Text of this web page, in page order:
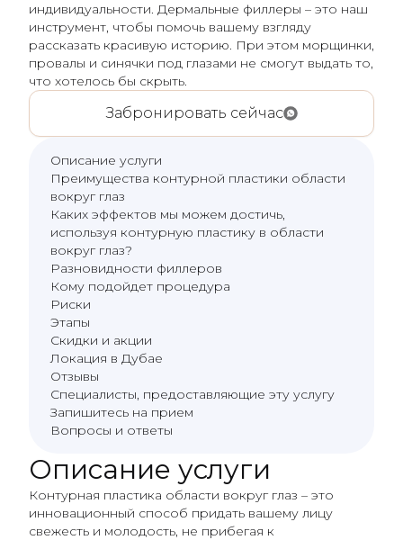
индивидуальности. Дермальные филлеры – это наш
инструмент, чтобы помочь вашему взгляду
рассказать красивую историю. При этом морщинки,
провалы и синячки под глазами не смогут выдать то,
что хотелось бы скрыть.
Забронировать сейчас
Описание услуги
Преимущества контурной пластики области
вокруг глаз
Каких эффектов мы можем достичь,
используя контурную пластику в области
вокруг глаз?
Разновидности филлеров
Кому подойдет процедура
Риски
Этапы
Скидки и акции
Локация в Дубае
Отзывы
Специалисты, предоставляющие эту услугу
Запишитесь на прием
Вопросы и ответы
Описание услуги
Контурная пластика области вокруг глаз – это
инновационный способ придать вашему лицу
свежесть и молодость, не прибегая к